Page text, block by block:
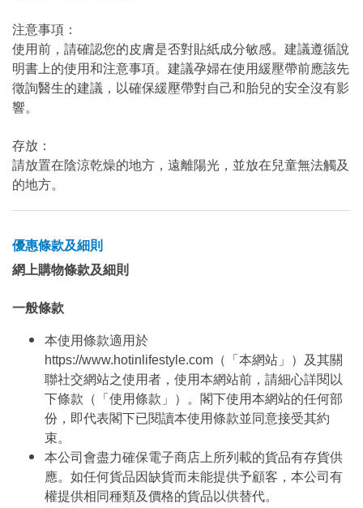
注意事項：
使用前，請確認您的皮膚是否對貼紙成分敏感。建議遵循說
明書上的使用和注意事項。建議孕婦在使用緩壓帶前應該先
徵詢醫生的建議，以確保緩壓帶對自己和胎兒的安全沒有影
響。
存放：
請放置在陰涼乾燥的地方，遠離陽光，並放在兒童無法觸及
的地方。
優惠條款及細則
網上購物條款及細則
一般條款
本使用條款適用於
https://www.hotinlifestyle.com（「本網站」）及其關
聯社交網站之使用者，使用本網站前，請細心詳閱以
下條款（「使用條款」）。閣下使用本網站的任何部
份，即代表閣下已閱讀本使用條款並同意接受其約
束。
本公司會盡力確保電子商店上所列載的貨品有存貨供
應。如任何貨品因缺貨而未能提供予顧客，本公司有
權提供相同種類及價格的貨品以供替代。